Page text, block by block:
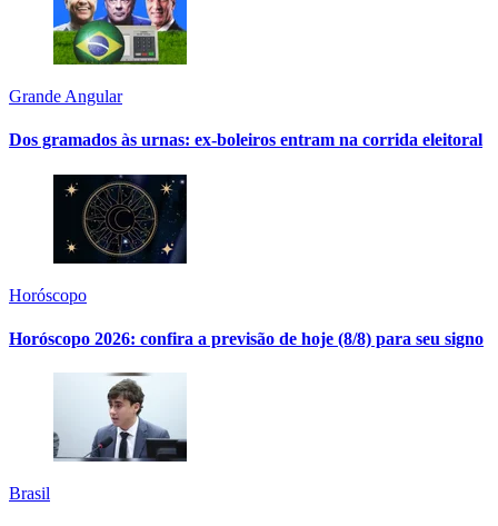
Grande Angular
Dos gramados às urnas: ex-boleiros entram na corrida eleitoral
Horóscopo
Horóscopo 2026: confira a previsão de hoje (8/8) para seu signo
Brasil